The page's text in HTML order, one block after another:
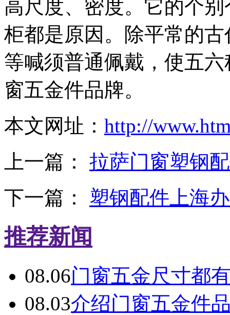
高尺度、密度。它的个
柜都是原因。除平常的
等喊须普通佩戴，使五
窗五金件品牌。
本文网址： http://
上一篇： 拉萨门窗塑钢
下一篇： 塑钢配件上海
推荐新闻
08.06门窗五金尺寸都
08.03介绍门窗五金件